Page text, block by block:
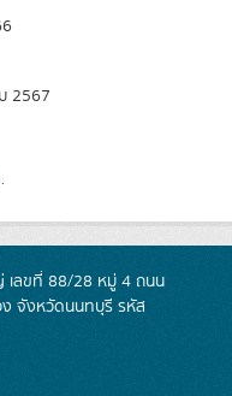
2567
เลขที่ 88/28 หมู่ 4 ถนน
จังหวัดนนทบุรี รหัส